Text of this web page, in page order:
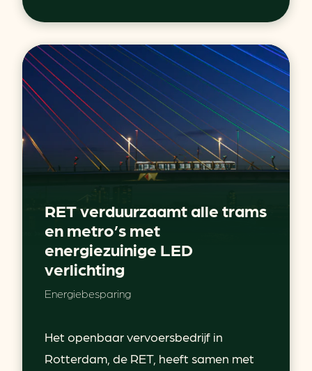
RET verduurzaamt alle trams
en metro’s met
energiezuinige LED
verlichting
Energiebesparing
Het openbaar vervoersbedrijf in
Rotterdam, de RET, heeft samen met